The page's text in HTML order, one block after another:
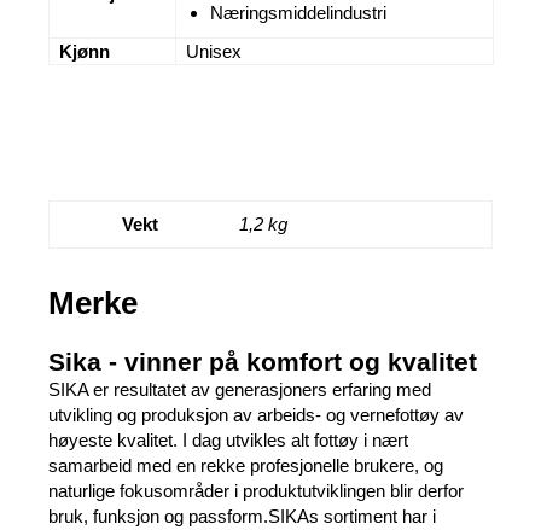
Næringsmiddelindustri
Kjønn
Unisex
Vekt 1,2 kg
Merke
Sika - vinner på komfort og kvalitet
SIKA er resultatet av generasjoners erfaring med
utvikling og produksjon av arbeids- og vernefottøy av
høyeste kvalitet. I dag utvikles alt fottøy i nært
samarbeid med en rekke profesjonelle brukere, og
naturlige fokusområder i produktutviklingen blir derfor
bruk, funksjon og passform.SIKAs sortiment har i